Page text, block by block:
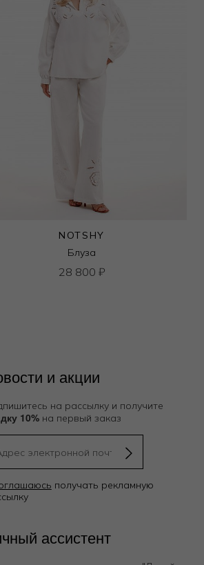
NOTSHY
Блуза
28 800 ₽
и акции
на рассылку и получите
10%на первый заказ
получать рекламную
ассистент